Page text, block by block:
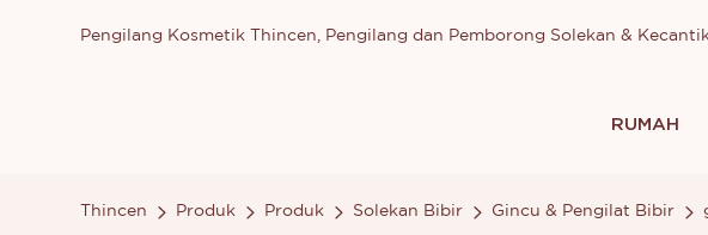
Pengilang Kosmetik Thincen, Pengilang dan Pemborong Solekan &
RUMAH
Thincen Produk Produk Solekan Bibir Gincu & Pengilat Bibir